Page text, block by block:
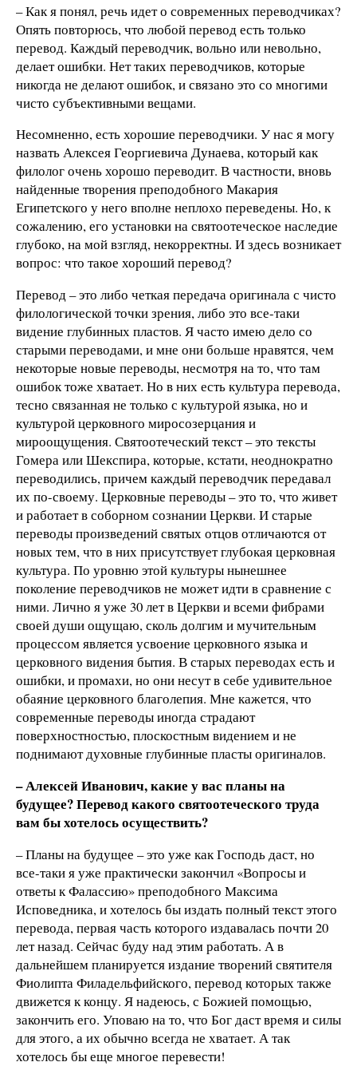
– Как я понял, речь идет о современных переводчиках?
Опять повторюсь, что любой перевод есть только
перевод. Каждый переводчик, вольно или невольно,
делает ошибки. Нет таких переводчиков, которые
никогда не делают ошибок, и связано это со многими
чисто субъективными вещами.
Несомненно, есть хорошие переводчики. У нас я могу
назвать Алексея Георгиевича Дунаева, который как
филолог очень хорошо переводит. В частности, вновь
найденные творения преподобного Макария
Египетского у него вполне неплохо переведены. Но, к
сожалению, его установки на святоотеческое наследие
глубоко, на мой взгляд, некорректны. И здесь возникает
вопрос: что такое хороший перевод?
Перевод – это либо четкая передача оригинала с чисто
филологической точки зрения, либо это все-таки
видение глубинных пластов. Я часто имею дело со
старыми переводами, и мне они больше нравятся, чем
некоторые новые переводы, несмотря на то, что там
ошибок тоже хватает. Но в них есть культура перевода,
тесно связанная не только с культурой языка, но и
культурой церковного миросозерцания и
мироощущения. Святоотеческий текст – это тексты
Гомера или Шекспира, которые, кстати, неоднократно
переводились, причем каждый переводчик передавал
их по-своему. Церковные переводы – это то, что живет
и работает в соборном сознании Церкви. И старые
переводы произведений святых отцов отличаются от
новых тем, что в них присутствует глубокая церковная
культура. По уровню этой культуры нынешнее
поколение переводчиков не может идти в сравнение с
ними. Лично я уже 30 лет в Церкви и всеми фибрами
своей души ощущаю, сколь долгим и мучительным
процессом является усвоение церковного языка и
церковного видения бытия. В старых переводах есть и
ошибки, и промахи, но они несут в себе удивительное
обаяние церковного благолепия. Мне кажется, что
современные переводы иногда страдают
поверхностностью, плоскостным видением и не
поднимают духовные глубинные пласты оригиналов.
– Алексей Иванович, какие у вас планы на
будущее? Перевод какого святоотеческого труда
вам бы хотелось осуществить?
– Планы на будущее – это уже как Господь даст, но
все-таки я уже практически закончил «Вопросы и
ответы к Фалассию» преподобного Максима
Исповедника, и хотелось бы издать полный текст этого
перевода, первая часть которого издавалась почти 20
лет назад. Сейчас буду над этим работать. А в
дальнейшем планируется издание творений святителя
Фиолипта Филадельфийского, перевод которых также
движется к концу. Я надеюсь, с Божией помощью,
закончить его. Уповаю на то, что Бог даст время и силы
для этого, а их обычно всегда не хватает. А так
хотелось бы еще многое перевести!